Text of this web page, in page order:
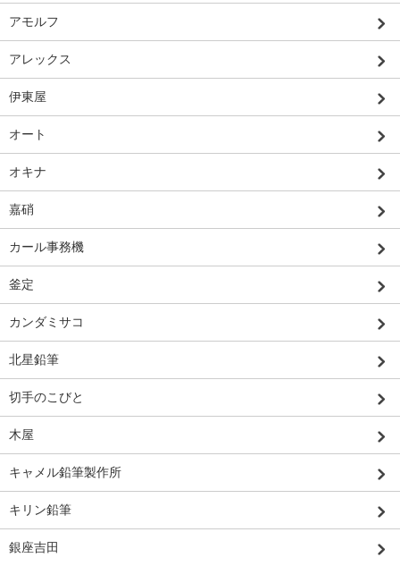
アモルフ
アレックス
伊東屋
オート
オキナ
嘉硝
カール事務機
釜定
カンダミサコ
北星鉛筆
切手のこびと
木屋
キャメル鉛筆製作所
キリン鉛筆
銀座吉田